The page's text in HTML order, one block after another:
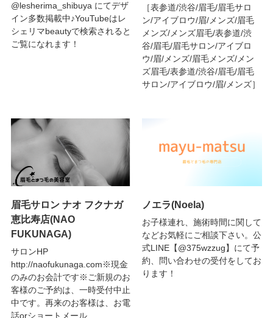
@lesherima_shibuya にてデザ
イン多数掲載中♪YouTubeはレ
シェリマbeautyで検索されると
ご覧になれます！
［表参道/渋谷/眉毛/眉毛サロ
ン/アイブロウ/眉/メンズ/眉毛
メンズ/メンズ眉毛/表参道/渋
谷/眉毛/眉毛サロン/アイブロ
ウ/眉/メンズ/眉毛メンズ/メン
ズ眉毛/表参道/渋谷/眉毛/眉毛
サロン/アイブロウ/眉/メンズ］
眉毛サロン ナオ フクナガ
恵比寿店(NAO
FUKUNAGA)
サロンHP
http://naofukunaga.com※現金
のみのお会計です※ご新規のお
客様のご予約は、一時受付中止
中です。再来のお客様は、お電
話orショートメール
ノエラ(Noela)
お子様連れ、施術時間に関して
などお気軽にご相談下さい。公
式LINE【@375wzzug】にて予
約、問い合わせの受付をしてお
ります！